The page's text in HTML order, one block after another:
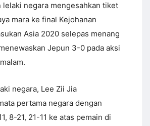
lelaki negara mengesahkan tiket
mara ke final Kejohanan
Asia 2020 selepas menang
Jepun 3-0 pada aksi
negara, Lee Zii Jia
pertama negara dengan
8-21, 21-11 ke atas pemain di